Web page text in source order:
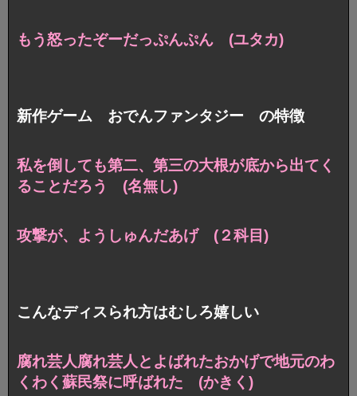
もう怒ったぞーだっぷんぷん (ユタカ)
新作ゲーム おでんファンタジー の特徴
私を倒しても第二、第三の大根が底から出てく
ることだろう (名無し)
攻撃が、ようしゅんだあげ (２科目)
こんなディスられ方はむしろ嬉しい
腐れ芸人腐れ芸人とよばれたおかげで地元のわ
くわく蘇民祭に呼ばれた (かきく)